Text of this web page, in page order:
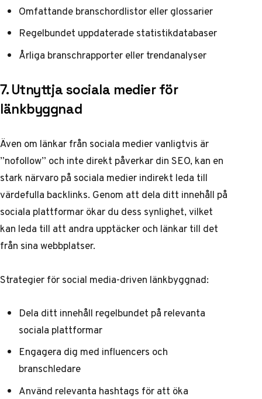
Omfattande branschordlistor eller glossarier
Regelbundet uppdaterade statistikdatabaser
Årliga branschrapporter eller trendanalyser
7. Utnyttja sociala medier för
länkbyggnad
Även om länkar från sociala medier vanligtvis är
”nofollow” och inte direkt påverkar din SEO, kan en
stark närvaro på sociala medier indirekt leda till
värdefulla backlinks. Genom att dela ditt innehåll på
sociala plattformar ökar du dess synlighet, vilket
kan leda till att andra upptäcker och länkar till det
från sina webbplatser.
Strategier för social media-driven länkbyggnad:
Dela ditt innehåll regelbundet på relevanta
sociala plattformar
Engagera dig med influencers och
branschledare
Använd relevanta hashtags för att öka